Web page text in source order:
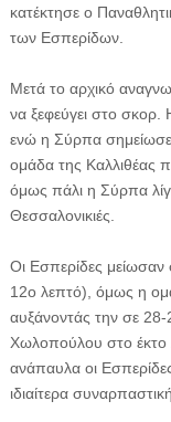
κατέκτησε ο
των Εσπερίδων.
Μετά το αρχικό
να ξεφεύγει στο σκορ.
ενώ η Σύρπα
ομάδα της Καλλιθέας
όμως πάλι η Σύρπα
Θεσσαλονικιές.
Οι Εσπερίδες
12ο λεπτό), όμως η
αυξάνοντάς την σε
Χωλοπούλου στο έκτο
ανάπαυλα οι
ιδιαίτερα